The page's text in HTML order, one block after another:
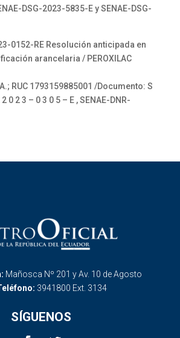
DSG-2023-5835-E y SENAE-DSG-
0152-RE Resolución anticipada en
arancelaria / PEROXILAC
RUC 1793159885001 /Documento: S
2 0 2 3 – 0 3 0 5 – E , SENAE-DNR-
Mañosca Nº 201 y Av. 10 de Agosto
3941800 Ext. 3134
SÍGUENOS